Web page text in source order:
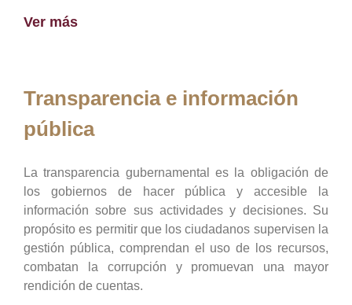
Ver más
Transparencia e información
pública
La transparencia gubernamental es la obligación de
los gobiernos de hacer pública y accesible la
información sobre sus actividades y decisiones. Su
propósito es permitir que los ciudadanos supervisen la
gestión pública, comprendan el uso de los recursos,
combatan la corrupción y promuevan una mayor
rendición de cuentas.